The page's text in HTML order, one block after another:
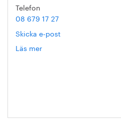
Telefon
08 679 17 27
Skicka e-post
Läs mer